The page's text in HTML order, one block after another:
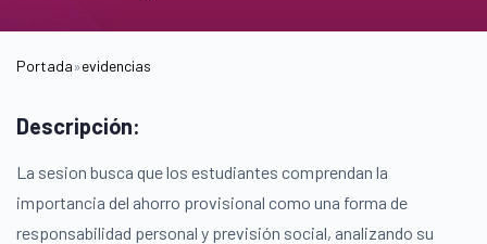
Portada»evidencias
Descripción:
La sesion busca que los estudiantes comprendan la
importancia del ahorro provisional como una forma de
responsabilidad personal y previsión social, analizando su